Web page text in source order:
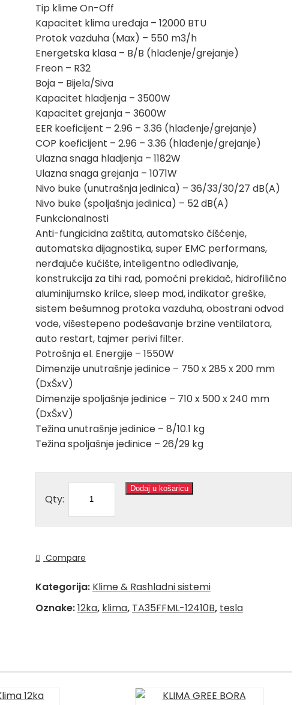
Tip klime On-Off
Kapacitet klima uređaja – 12000 BTU
Protok vazduha (Max) – 550 m3/h
Energetska klasa – B/B (hlađenje/grejanje)
Freon – R32
Boja – Bijela/Siva
Kapacitet hladjenja – 3500W
Kapacitet grejanja – 3600W
EER koeficijent – 2.96 – 3.36 (hlađenje/grejanje)
COP koeficijent – 2.96 – 3.36 (hlađenje/grejanje)
Ulazna snaga hladjenja – 1182W
Ulazna snaga grejanja – 1071W
Nivo buke (unutrašnja jedinica) – 36/33/30/27 dB(A)
Nivo buke (spoljašnja jedinica) – 52 dB(A)
Funkcionalnosti
Anti-fungicidna zaštita, automatsko čišćenje,
automatska dijagnostika, super EMC performans,
nerđajuće kućište, inteligentno odleđivanje,
konstrukcija za tihi rad, pomoćni prekidač, hidrofilično
aluminijumsko krilce, sleep mod, indikator greške,
sistem bešumnog protoka vazduha, obostrani odvod
vode, višestepeno podešavanje brzine ventilatora,
auto restart, tajmer perivi filter.
Potrošnja el. Energije – 1550W
Dimenzije unutrašnje jedinice – 750 x 285 x 200 mm
(DxŠxV)
Dimenzije spoljašnje jedinice – 710 x 500 x 240 mm
(DxŠxV)
Težina unutrašnje jedinice – 8/10.1 kg
Težina spoljašnje jedinice – 26/29 kg
Qty:
Dodaj u košaricu
Compare
Kategorija: Klime & Rashladni sistemi
Oznake:12ka, klima, TA35FFML-12410B, tesla